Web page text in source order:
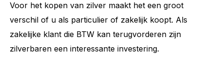
Voor het kopen van zilver maakt het een groot
verschil of u als particulier of zakelijk koopt. Als
zakelijke klant die BTW kan terugvorderen zijn
zilverbaren een interessante investering.